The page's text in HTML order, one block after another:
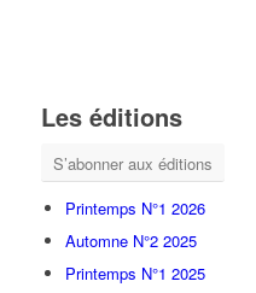
Les éditions
S’abonner aux éditions
Printemps N°1 2026
Automne N°2 2025
Printemps N°1 2025